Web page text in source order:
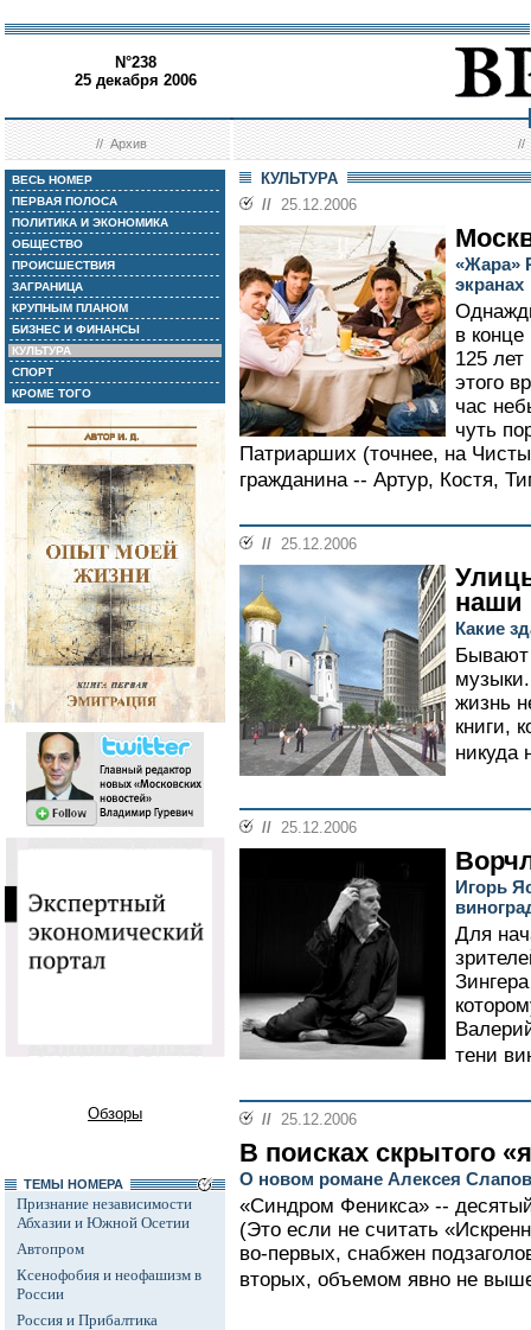
N°238
25 декабря 2006
//Архив //
ВЕСЬ НОМЕР
ПЕРВАЯ ПОЛОСА
ПОЛИТИКА И ЭКОНОМИКА
ОБЩЕСТВО
ПРОИСШЕСТВИЯ
ЗАГРАНИЦА
КРУПНЫМ ПЛАНОМ
БИЗНЕС И ФИНАНСЫ
КУЛЬТУРА
СПОРТ
КРОМЕ ТОГО
Обзоры
ТЕМЫ НОМЕРА
Признание независимости
Абхазии и Южной Осетии
Автопром
Ксенофобия и неофашизм в
России
Россия и Прибалтика
КУЛЬТУРА
// 25.12.2006
«Жара»
экранах
в конце
125
этого
час
чуть
Патриарших (точнее, на
гражданина -- Артур, Костя,
// 25.12.2006
наши
Какие
Бывают
жизнь
книги,
никуда
// 25.12.2006
Игорь
Для
тени
// 25.12.2006
В поисках скрытого
О новом романе Алексея
«Синдром Феникса» --
(Это если не считать
во-первых, снабжен
вторых, объемом явно не